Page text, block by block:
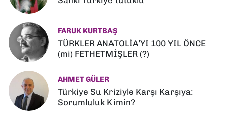
FARUK KURTBAŞ
TÜRKLER ANATOLİA’YI 100 YIL ÖNCE
(mi) FETHETMİŞLER (?)
AHMET GÜLER
Türkiye Su Kriziyle Karşı Karşıya:
Sorumluluk Kimin?